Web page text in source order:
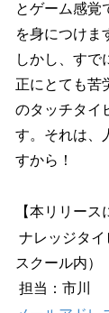
とゲーム感覚
を⾝につけま
しかし、すで
正にとても苦
のタッチタイ
す。それは、
すから！
【本リリース
ナレッジタ
スクール内）
担当：市川